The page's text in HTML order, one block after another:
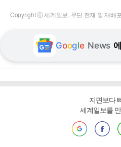
Copyright ⓒ 세계일보. 무단 전재 및 재배
Google News
지면보다
세계일보를